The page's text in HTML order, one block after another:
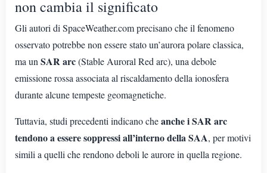
non cambia il significato
Gli autori di SpaceWeather.com precisano che il fenomeno
osservato potrebbe non essere stato un’aurora polare classica,
ma un SAR arc(Stable Auroral Red arc), una debole
emissione rossa associata al riscaldamento della ionosfera
durante alcune tempeste geomagnetiche.
Tuttavia, studi precedenti indicano cheanche i SAR arc
tendono a essere soppressi all’interno della SAA, per motivi
simili a quelli che rendono deboli le aurore in quella regione.